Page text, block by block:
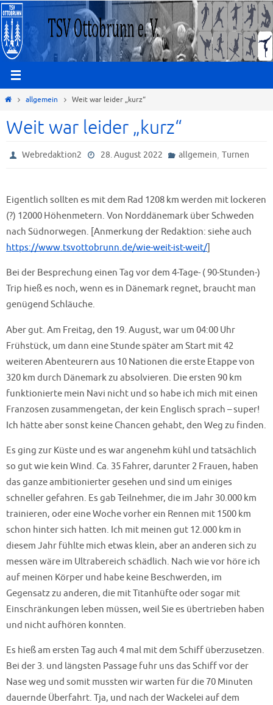
Zum
Inhalt
springen
Startallgemein Weit war leider „kurz“
Weit war leider „kurz“
Webredaktion2 28. August 2022 allgemein, Turnen
Eigentlich sollten es mit dem Rad 1208 km werden mit lockeren
(?) 12000 Höhenmetern. Von Norddänemark über Schweden
nach Südnorwegen. [Anmerkung der Redaktion: siehe auch
https://www.tsvottobrunn.de/wie-weit-ist-weit/]
Bei der Besprechung einen Tag vor dem 4-Tage- ( 90-Stunden-)
Trip hieß es noch, wenn es in Dänemark regnet, braucht man
genügend Schläuche.
Aber gut. Am Freitag, den 19. August, war um 04:00 Uhr
Frühstück, um dann eine Stunde später am Start mit 42
weiteren Abenteurern aus 10 Nationen die erste Etappe von
320 km durch Dänemark zu absolvieren. Die ersten 90 km
funktionierte mein Navi nicht und so habe ich mich mit einen
Franzosen zusammengetan, der kein Englisch sprach – super!
Ich hätte aber sonst keine Chancen gehabt, den Weg zu finden.
Es ging zur Küste und es war angenehm kühl und tatsächlich
so gut wie kein Wind. Ca. 35 Fahrer, darunter 2 Frauen, haben
das ganze ambitionierter gesehen und sind um einiges
schneller gefahren. Es gab Teilnehmer, die im Jahr 30.000 km
trainieren, oder eine Woche vorher ein Rennen mit 1500 km
schon hinter sich hatten. Ich mit meinen gut 12.000 km in
diesem Jahr fühlte mich etwas klein, aber an anderen sich zu
messen wäre im Ultrabereich schädlich. Nach wie vor höre ich
auf meinen Körper und habe keine Beschwerden, im
Gegensatz zu anderen, die mit Titanhüfte oder sogar mit
Einschränkungen leben müssen, weil Sie es übertrieben haben
und nicht aufhören konnten.
Es hieß am ersten Tag auch 4 mal mit dem Schiff überzusetzen.
Bei der 3. und längsten Passage fuhr uns das Schiff vor der
Nase weg und somit mussten wir warten für die 70 Minuten
dauernde Überfahrt. Tja, und nach der Wackelei auf dem